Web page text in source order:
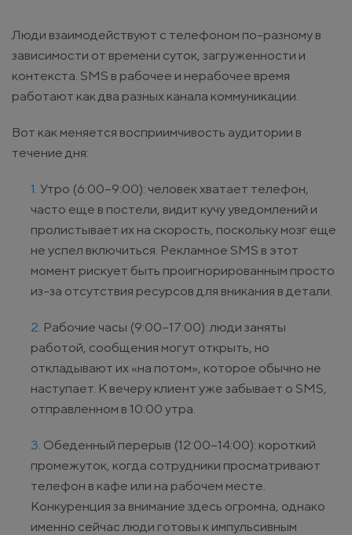
Люди взаимодействуют с телефоном по-разному в
зависимости от времени суток, загруженности и
контекста. SMS в рабочее и нерабочее время
работают как два разных канала коммуникации.
Вот как меняется восприимчивость аудитории в
течение дня:
Утро (6:00–9:00): человек хватает телефон,
часто еще в постели, видит кучу уведомлений и
пролистывает их на скорость, поскольку мозг еще
не успел включиться. Рекламное SMS в этот
момент рискует быть проигнорированным просто
из-за отсутствия ресурсов для вникания в детали.
Рабочие часы (9:00–17:00): люди заняты
работой, сообщения могут открыть, но
откладывают их «на потом», которое обычно не
наступает. К вечеру клиент уже забывает о SMS,
отправленном в 10:00 утра.
Обеденный перерыв (12:00–14:00): короткий
промежуток, когда сотрудники просматривают
телефон в кафе или на рабочем месте.
Конкуренция за внимание здесь огромна, однако
именно сейчас люди готовы к импульсивным